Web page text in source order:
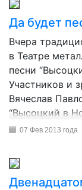
Да будет
Вчера
в Театре
песни
Участников и
Вячеслав
“Высоцкий в
07 Фев 2013 года